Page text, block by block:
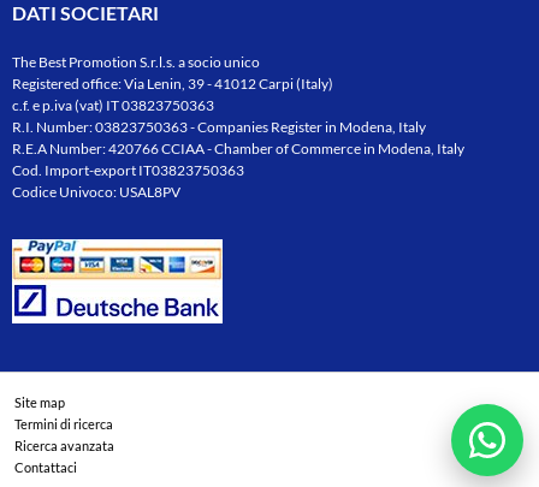
DATI SOCIETARI
The Best Promotion S.r.l.s. a socio unico
Registered office: Via Lenin, 39 - 41012 Carpi (Italy)
c.f. e p.iva (vat) IT 03823750363
R.I. Number: 03823750363 - Companies Register in Modena, Italy
R.E.A Number: 420766 CCIAA - Chamber of Commerce in Modena, Italy
Cod. Import-export IT03823750363
Codice Univoco: USAL8PV
Site map
Termini di ricerca
Ricerca avanzata
Contattaci